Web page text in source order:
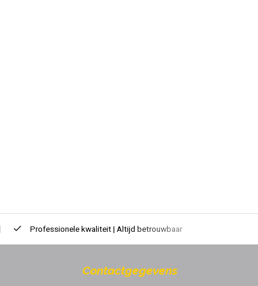
Professionele kwaliteit | Altijd betrouwbaar
Contactgegevens